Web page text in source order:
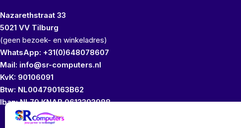
Nazarethstraat 33
5021 VV Tilburg
(geen bezoek- en winkeladres)
WhatsApp: +31(0)648078607
Mail: info@sr-computers.nl
KvK: 90106091
Btw: NL004790163B62
Iban: NL79 KNAB 0613393988